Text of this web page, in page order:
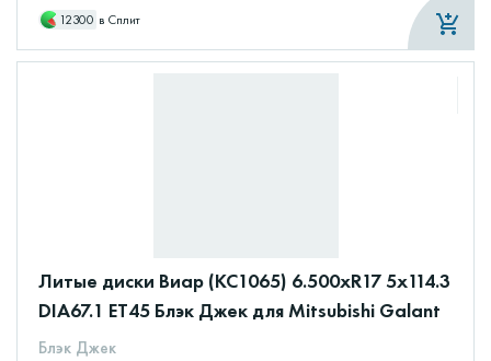
12300 в Сплит
Литые диски Виар (КС1065) 6.500xR17 5x114.3
DIA67.1 ET45 Блэк Джек для Mitsubishi Galant
Блэк Джек